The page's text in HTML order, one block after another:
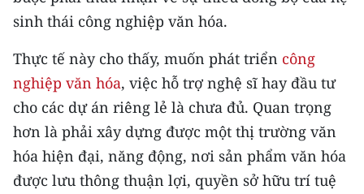
Đông Nam Bộ
Đồng bằng sông Cửu Long
Chuyên trang Hà Nội
Chuyên trang TP. Hồ Chí Minh
CHUYÊN ĐỀ
sinh thái công nghiệp văn hóa.
Thực tế này cho thấy, muốn phát triển công
nghiệp văn hóa, việc hỗ trợ nghệ sĩ hay đầu tư
cho các dự án riêng lẻ là chưa đủ. Quan trọng
hơn là phải xây dựng được một thị trường văn
hóa hiện đại, năng động, nơi sản phẩm văn hóa
được lưu thông thuận lợi, quyền sở hữu trí tuệ